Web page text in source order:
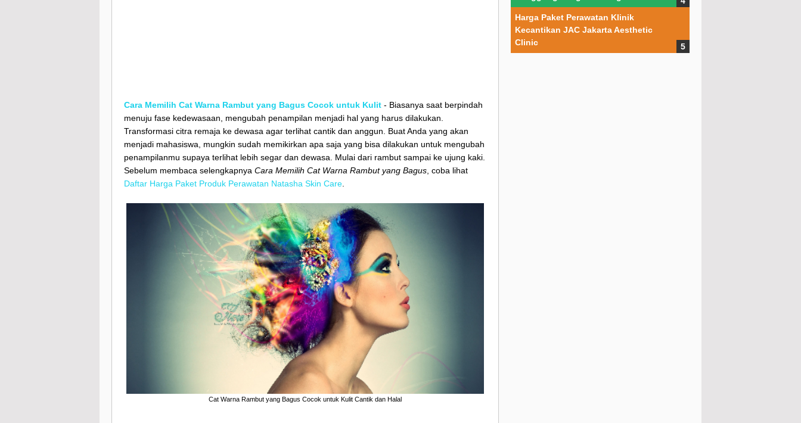
Cara Memilih Cat Warna Rambut yang Bagus Cocok untuk Kulit - Biasanya saat berpindah
menuju fase kedewasaan, mengubah penampilan menjadi hal yang harus dilakukan.
Transformasi citra remaja ke dewasa agar terlihat cantik dan anggun. Buat Anda yang akan
menjadi mahasiswa, mungkin sudah memikirkan apa saja yang bisa dilakukan untuk mengubah
penampilanmu supaya terlihat lebih segar dan dewasa. Mulai dari rambut sampai ke ujung kaki.
Sebelum membaca selengkapnya Cara Memilih Cat Warna Rambut yang Bagus , coba lihat
Daftar Harga Paket Produk Perawatan Natasha Skin Care
Cat Warna Rambut yang Bagus Cocok untuk Kulit Cantik dan Halal
Harga Paket Perawatan Klinik
Kecantikan JAC Jakarta Aesthetic
Clinic